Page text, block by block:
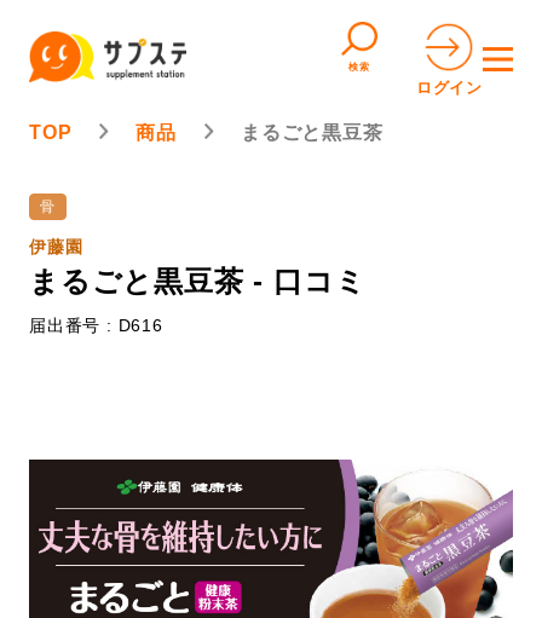
検索
ログイン
TOP 商品 まるごと黒豆茶
骨
伊藤園
まるごと黒豆茶 - 口コミ
届出番号 : D616